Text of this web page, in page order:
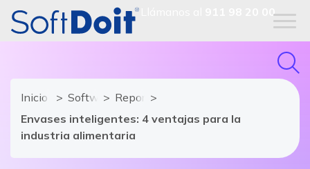
911 98 20 00
Inicio Software Industrial
Reportajes
Envases inteligentes: 4 ventajas para la
industria alimentaria